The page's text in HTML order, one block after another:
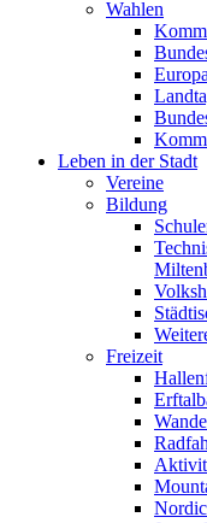
Wahlen
Leben in der Stadt
Vereine
Bildung
Freizeit